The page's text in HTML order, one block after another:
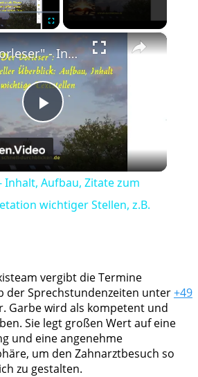
×
Play
Video
"Der Vorleser" - Inhalt, Aufbau, Zitate zum Roman; Interpretation wichtiger Stellen, z.B. "Liebe"
Inhalt, Aufbau, Zitate zum
wichtiger Stellen, z.B.
vergibt die Termine
der Sprechstundenzeiten unter+49
Garbe wird als kompetent und
Sie legt großen Wert auf eine
und eine angenehme
um den Zahnarztbesuch so
zu gestalten.